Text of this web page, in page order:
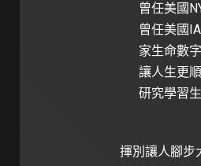
曾任美國
曾任美國
家生命數
讓人生更
研究學習
揮別讓人腳步